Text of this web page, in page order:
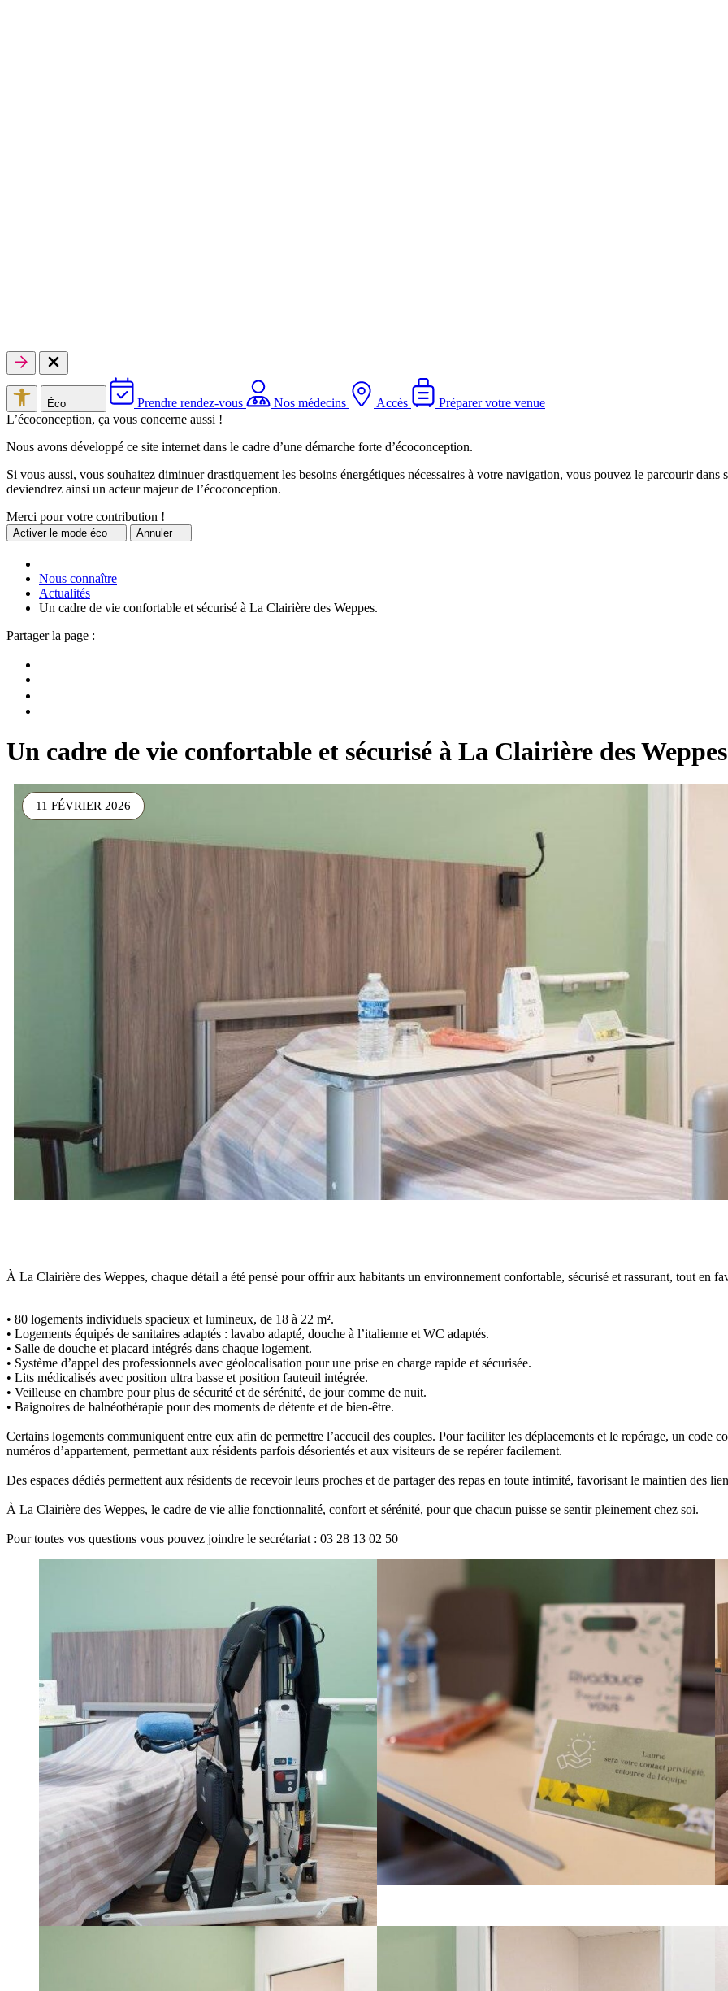
Éco Prendre rendez-vous Nos médecins Accès
Préparer votre venue
L’écoconception, ça vous concerne aussi !
Nous avons développé ce site internet dans le cadre d’une démarche forte d’écoconception.
Si vous aussi, vous souhaitez diminuer drastiquement les besoins énergétiques nécessaires à votre navigation, vous pouvez le parcourir
deviendrez ainsi un acteur majeur de l’écoconception.
Merci pour votre contribution !
Activerle mode éco Annuler
Nous connaître
Actualités
Un cadre de vie confortable et sécurisé à La Clairière des Weppes.
Partager la page :
Un cadre de vie confortable et sécurisé à La Clairière des
11 FÉVRIER 2026
À La Clairière des Weppes, chaque détail a été pensé pour offrir aux habitants un environnement confortable, sécurisé et rassurant, tout en
• 80 logements individuels spacieux et lumineux, de 18 à 22 m².
• Logements équipés de sanitaires adaptés : lavabo adapté, douche à l’italienne et WC adaptés.
• Salle de douche et placard intégrés dans chaque logement.
• Système d’appel des professionnels avec géolocalisation pour une prise en charge rapide et sécurisée.
• Lits médicalisés avec position ultra basse et position fauteuil intégrée.
• Veilleuse en chambre pour plus de sécurité et de sérénité, de jour comme de nuit.
• Baignoires de balnéothérapie pour des moments de détente et de bien-être.
Certains logements communiquent entre eux afin de permettre l’accueil des couples. Pour faciliter les déplacements et le repérage, un code
numéros d’appartement, permettant aux résidents parfois désorientés et aux visiteurs de se repérer facilement.
Des espaces dédiés permettent aux résidents de recevoir leurs proches et de partager des repas en toute intimité, favorisant le maintien des
À La Clairière des Weppes, le cadre de vie allie fonctionnalité, confort et sérénité, pour que chacun puisse se sentir pleinement chez soi.
Pour toutes vos questions vous pouvez joindre le secrétariat : 03 28 13 02 50